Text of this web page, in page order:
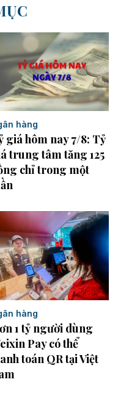
hàng
giá hôm nay 7/8: Tỷ
trung tâm tăng 125
chỉ trong một
hàng
1 tỷ người dùng
Pay có thể
toán QR tại Việt